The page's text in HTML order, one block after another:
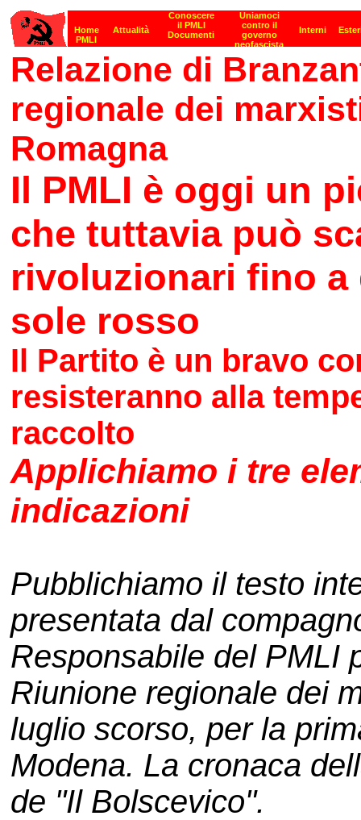
Relazione di
regionale dei
Romagna
Il PMLI è oggi un
che tuttavia può
rivoluzionari fino a
sole rosso
Il Partito è un bravo
resisteranno alla
raccolto
Applichiamo i tre
indicazioni
Pubblichiamo il testo
presentata dal
Responsabile del PMLI
Riunione regionale dei
luglio scorso, per la
Modena. La cronaca
de "Il Bolscevico".